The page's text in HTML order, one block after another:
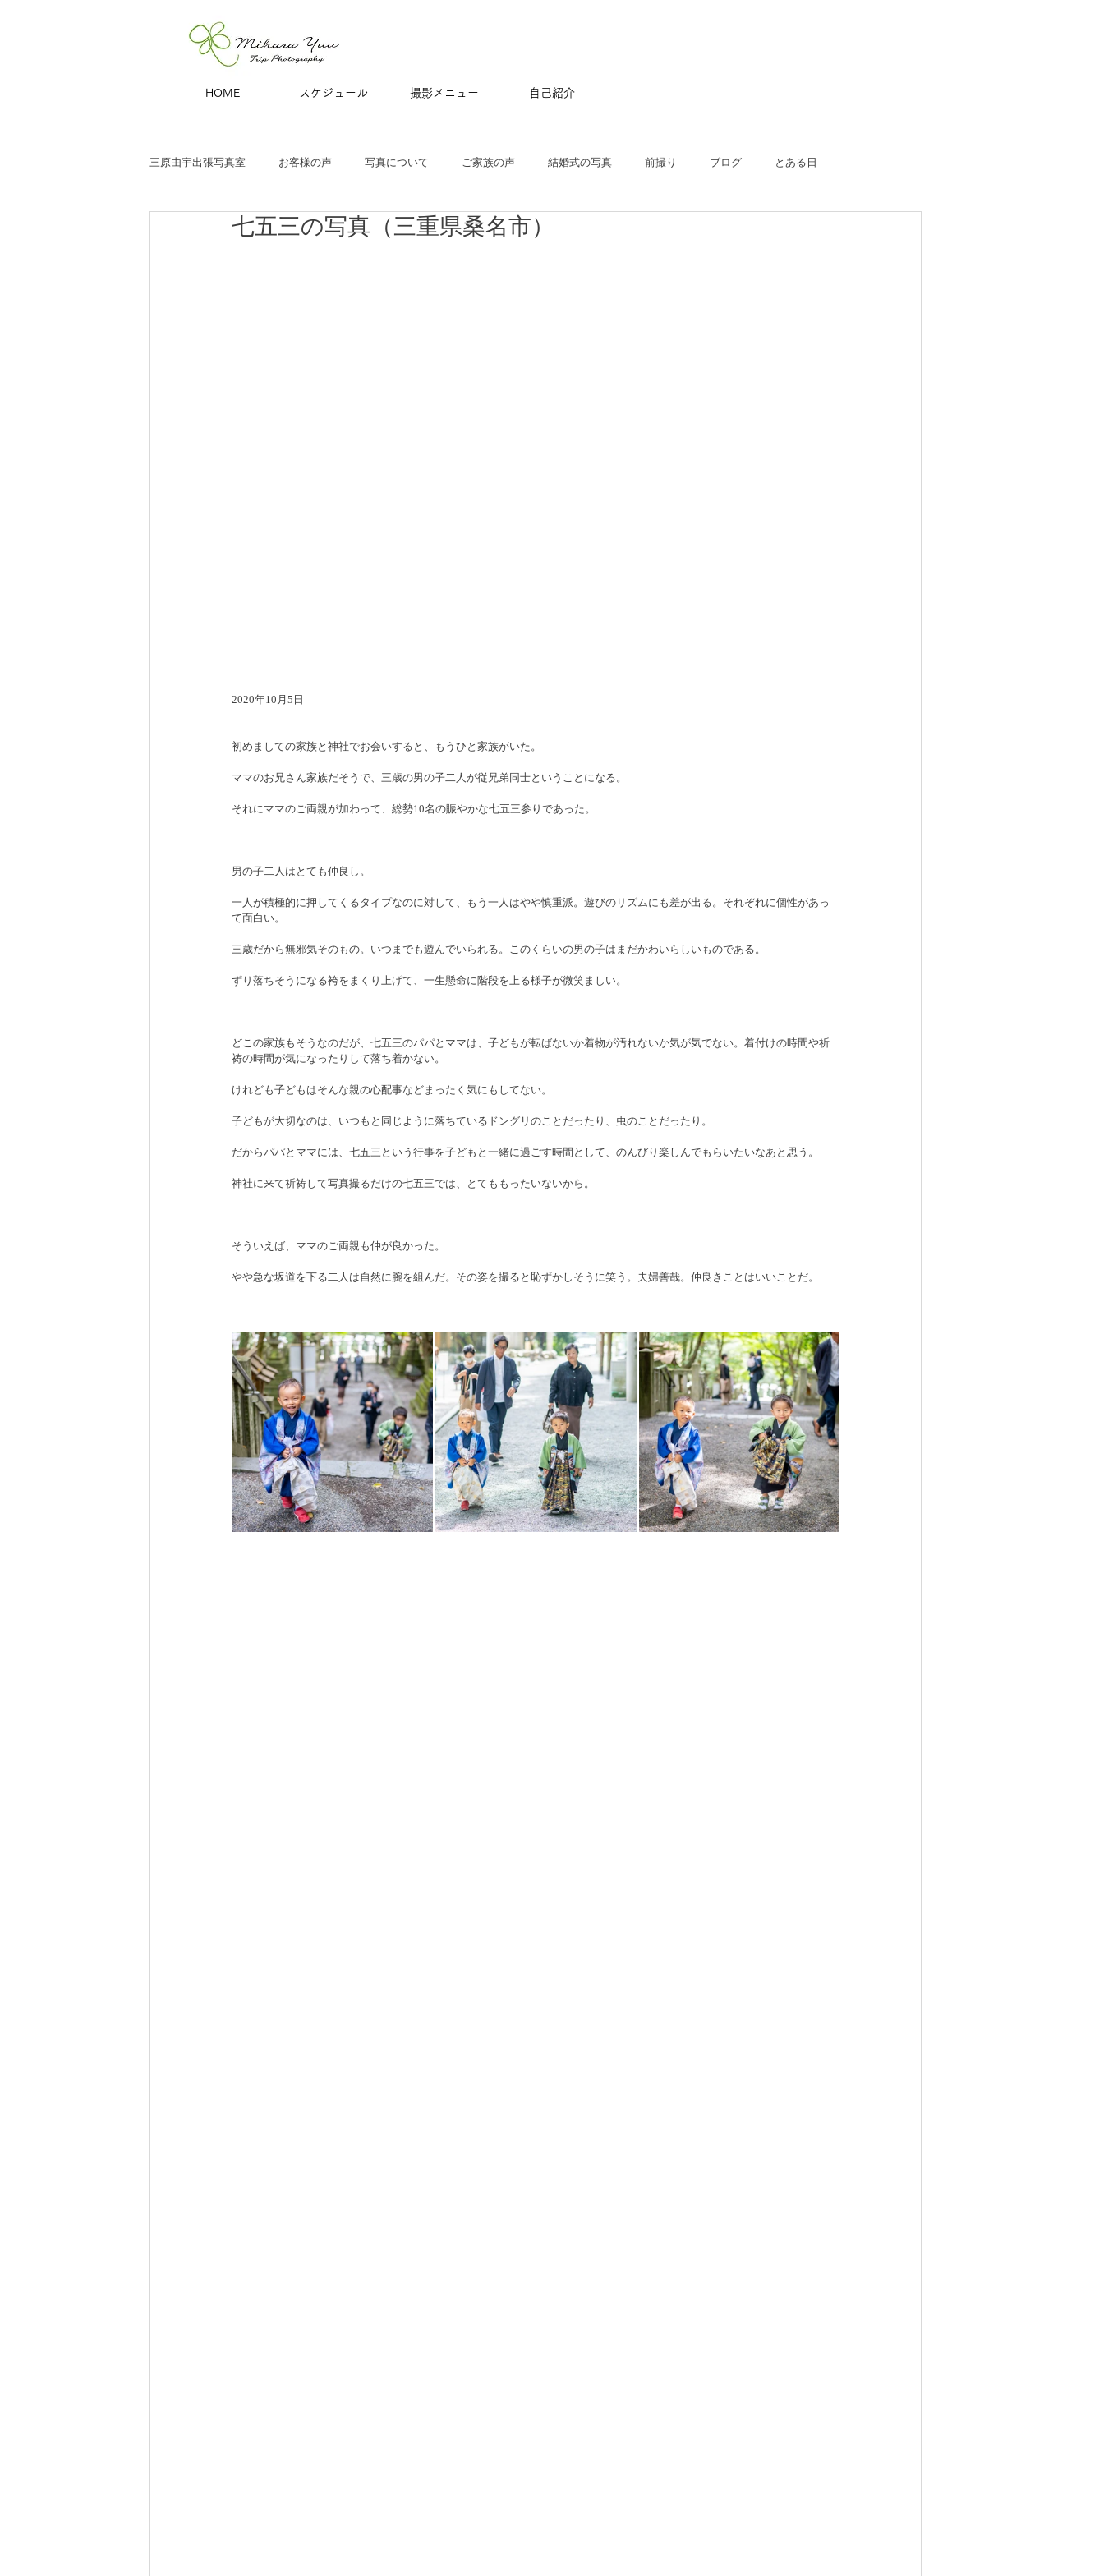
HOME スケジュール 撮影メニュー 自己紹介
三原由宇出張写真室 お客様の声 写真について ご家族の声 結婚式の写真 前撮り ブログ とある日
子どもと家族 お宮参り 七五三 沖縄 ペット マタニティ
七五三の写真（三重県桑名市）
2020年10月5日
初めましての家族と神社でお会いすると、もうひと家族がいた。
ママのお兄さん家族だそうで、三歳の男の子二人が従兄弟同士ということになる。
それにママのご両親が加わって、総勢10名の賑やかな七五三参りであった。
男の子二人はとても仲良し。
一人が積極的に押してくるタイプなのに対して、もう一人はやや慎重派。遊びのリズムにも差が出る。それぞれに個性があっ
て面白い。
三歳だから無邪気そのもの。いつまでも遊んでいられる。このくらいの男の子はまだかわいらしいものである。
ずり落ちそうになる袴をまくり上げて、一生懸命に階段を上る様子が微笑ましい。
どこの家族もそうなのだが、七五三のパパとママは、子どもが転ばないか着物が汚れないか気が気でない。着付けの時間や祈
祷の時間が気になったりして落ち着かない。
けれども子どもはそんな親の心配事などまったく気にもしてない。
子どもが大切なのは、いつもと同じように落ちているドングリのことだったり、虫のことだったり。
だからパパとママには、七五三という行事を子どもと一緒に過ごす時間として、のんびり楽しんでもらいたいなあと思う。
神社に来て祈祷して写真撮るだけの七五三では、とてももったいないから。
そういえば、ママのご両親も仲が良かった。
やや急な坂道を下る二人は自然に腕を組んだ。その姿を撮ると恥ずかしそうに笑う。夫婦善哉。仲良きことはいいことだ。